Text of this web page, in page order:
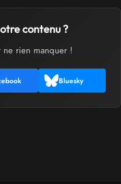
contenu ?
ne rien manquer !
Bluesky